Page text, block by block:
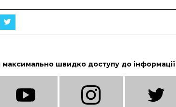
швидко доступу до інформації